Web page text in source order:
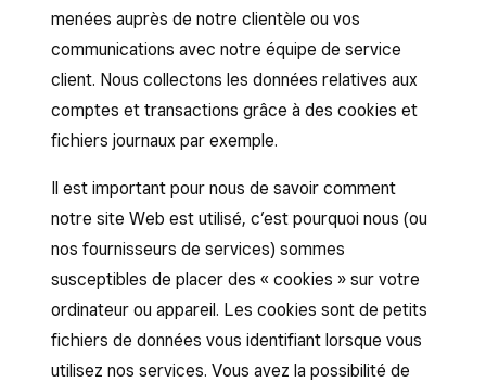
menées auprès de notre clientèle ou vos
communications avec notre équipe de service
client. Nous collectons les données relatives aux
comptes et transactions grâce à des cookies et
fichiers journaux par exemple.
Il est important pour nous de savoir comment
notre site Web est utilisé, c’est pourquoi nous (ou
nos fournisseurs de services) sommes
susceptibles de placer des « cookies » sur votre
ordinateur ou appareil. Les cookies sont de petits
fichiers de données vous identifiant lorsque vous
utilisez nos services. Vous avez la possibilité de